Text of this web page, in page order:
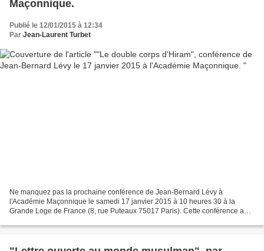
Maçonnique.
Publié le 12/01/2015 à 12:34
Par Jean-Laurent Turbet
Ne manquez pas la prochaine conférence de Jean-Bernard Lévy à
l'Académie Maçonnique le samedi 17 janvier 2015 à 10 heures 30 à la
Grande Loge de France (8, rue Puteaux 75017 Paris). Cette conférence aura